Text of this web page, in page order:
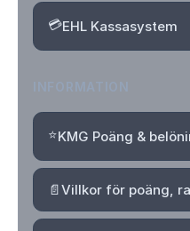
💳EHL Kassasystem
⭐KMG Poäng &
📄Villkor för poäng,